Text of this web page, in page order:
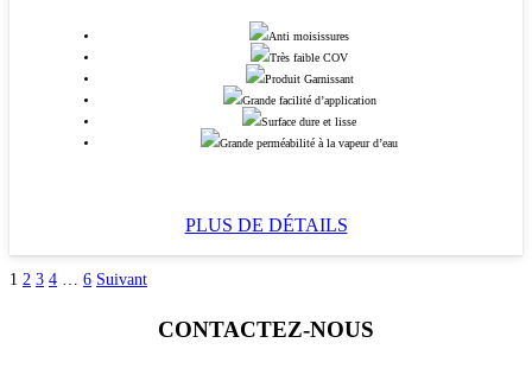
Anti moisissures
Très faible COV
Produit Garnissant
Grande facilité d’application
Surface dure et lisse
Grande perméabilité à la vapeur d’eau
PLUS DE DÉTAILS
1 2 3 4 … 6 Suivant
CONTACTEZ-NOUS